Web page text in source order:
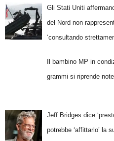
Gli Stati Uniti
del Nord non
‘consultando
Il bambino MP in
grammi si riprende
Jeff Bridges dice
potrebbe ‘affittarlo’ la